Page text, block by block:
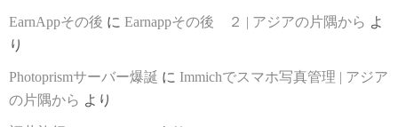
EarnAppその後 に Earnappその後 ２ | アジアの片隅から よ
り
Photoprismサーバー爆誕 に Immichでスマホ写真管理 | アジア
の片隅から より